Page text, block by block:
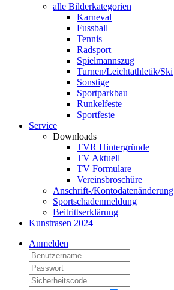
alle Bilderkategorien
Karneval
Fussball
Tennis
Radsport
Spielmannszug
Turnen/Leichtathletik/Ski
Sonstige
Sportparkbau
Runkelfeste
Sportfeste
Service
Downloads
TVR Hintergründe
TV Aktuell
TV Formulare
Vereinsbroschüre
Anschrift-/Kontodatenänderung
Sportschadenmeldung
Beitrittserklärung
Kunstrasen 2024
Anmelden